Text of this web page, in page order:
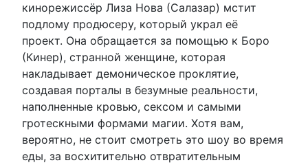
кинорежиссёр Лиза Нова (Салазар) мстит
подлому продюсеру, который украл её
проект. Она обращается за помощью к Боро
(Кинер), странной женщине, которая
накладывает демоническое проклятие,
создавая порталы в безумные реальности,
наполненные кровью, сексом и самыми
гротескными формами магии. Хотя вам,
вероятно, не стоит смотреть это шоу во время
еды, за восхитительно отвратительным